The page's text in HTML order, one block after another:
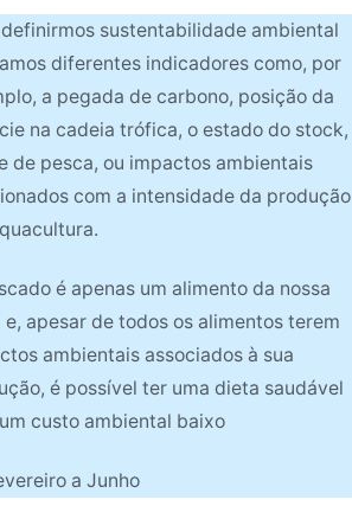
definirmos sustentabilidade ambiental
diferentes indicadores como, por
a pegada de carbono, posição da
na cadeia trófica, o estado do stock,
de pesca, ou impactos ambientais
com a intensidade da produção
é apenas um alimento da nossa
apesar de todos os alimentos terem
ambientais associados à sua
é possível ter uma dieta saudável
custo ambiental baixo
a Junho